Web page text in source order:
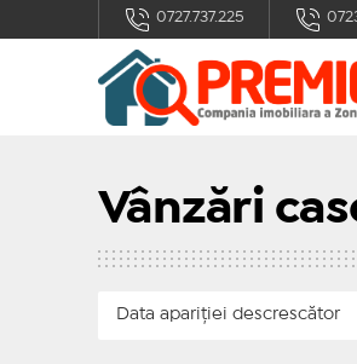
0727.737.225
Vânzări